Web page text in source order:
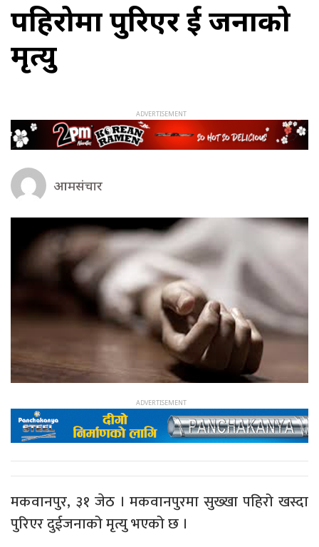
पहिरोमा पुरिएर दुई जनाको
मृत्यु
आमसंचार
मकवानपुर, ३१ जेठ । मकवानपुरमा सुख्खा पहिरो खस्दा
पुरिएर दुईजनाको मृत्यु भएको छ ।